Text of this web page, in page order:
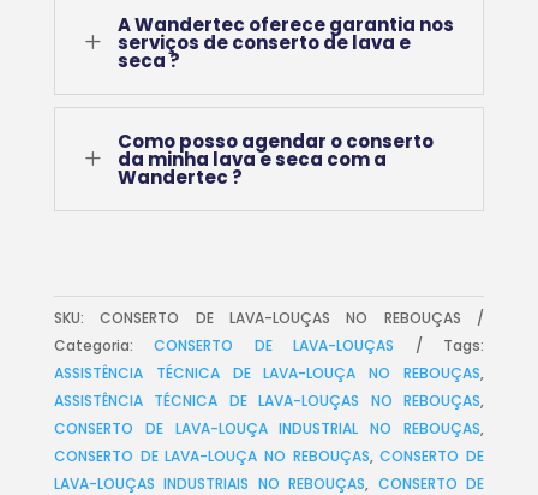
L
A Wandertec oferece garantia nos
serviços de conserto de lava e
seca ?
L
Como posso agendar o conserto
da minha lava e seca com a
Wandertec ?
SKU:CONSERTO DE LAVA-LOUÇAS NO REBOUÇAS
Categoria:CONSERTO DE LAVA-LOUÇAS
Tags:
ASSISTÊNCIA TÉCNICA DE LAVA-LOUÇA NO REBOUÇAS,
ASSISTÊNCIA TÉCNICA DE LAVA-LOUÇAS NO REBOUÇAS,
CONSERTO DE LAVA-LOUÇA INDUSTRIAL NO REBOUÇAS,
CONSERTO DE LAVA-LOUÇA NO REBOUÇAS,CONSERTO DE
LAVA-LOUÇAS INDUSTRIAIS NO REBOUÇAS, CONSERTO DE